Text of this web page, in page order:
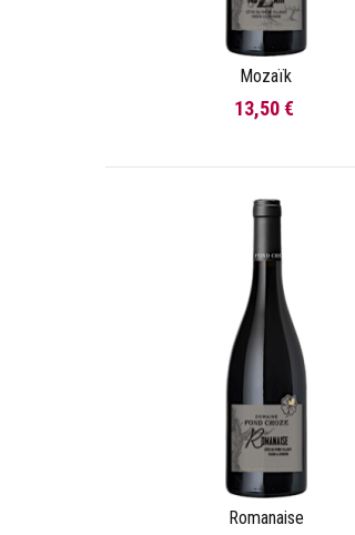
Ajouter au panier
Mozaïk
13,50 €
Ajouter au panier
Romanaise